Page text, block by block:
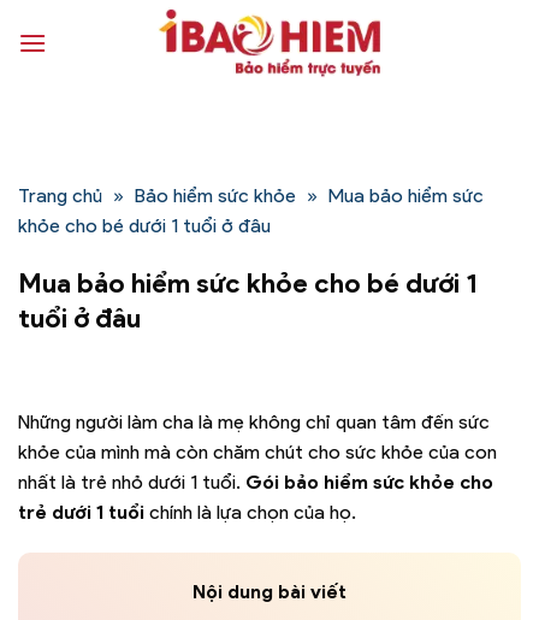
qua
Trang chủ » Bảo hiểm sức khỏe » Mua bảo hiểm sức
khỏe cho bé dưới 1 tuổi ở đâu
Mua bảo hiểm sức khỏe cho bé dưới 1
tuổi ở đâu
Những người làm cha là mẹ không chỉ quan tâm đến sức
khỏe của mình mà còn chăm chút cho sức khỏe của con
nhất là trẻ nhỏ dưới 1 tuổi. Gói bảo hiểm sức khỏe cho
trẻ dưới 1 tuổi chính là lựa chọn của họ.
Nội dung bài viết